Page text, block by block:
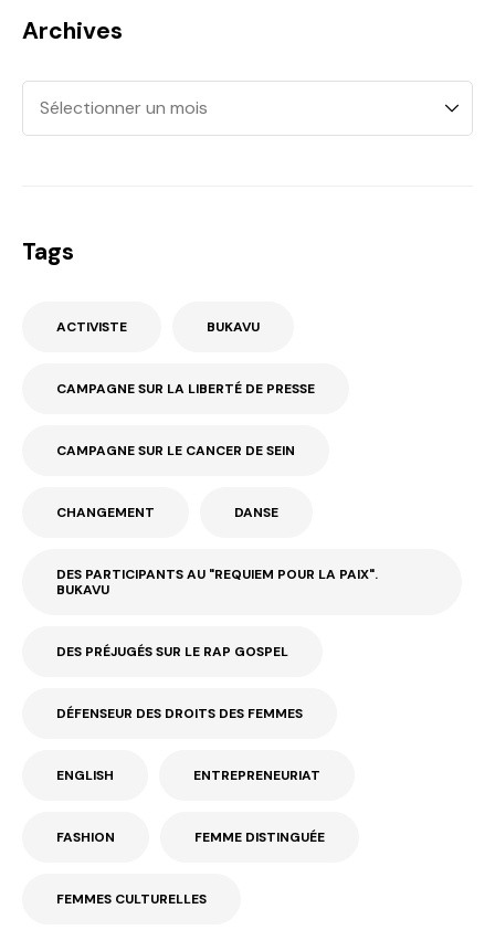
Archives
Tags
ACTIVISTE BUKAVU
CAMPAGNE SUR LA LIBERTÉ DE PRESSE
CAMPAGNE SUR LE CANCER DE SEIN
CHANGEMENT DANSE
DES PARTICIPANTS AU "REQUIEM POUR LA PAIX".
BUKAVU
DES PRÉJUGÉS SUR LE RAP GOSPEL
DÉFENSEUR DES DROITS DES FEMMES
ENGLISH ENTREPRENEURIAT
FASHION FEMME DISTINGUÉE
FEMMES CULTURELLES